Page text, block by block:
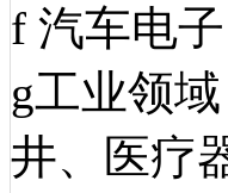
f 汽车电
g工业领
井、医疗